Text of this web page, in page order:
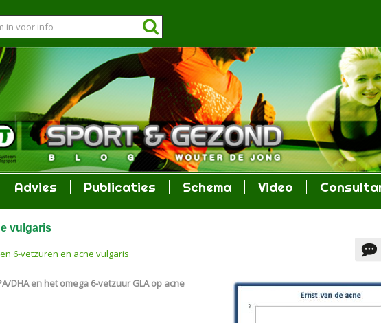
Advies Publicaties Schema Video
vulgaris
6-vetzuren en acne vulgaris
DHA en het omega 6-vetzuur GLA op acne